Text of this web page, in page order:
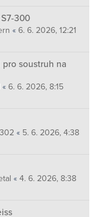
300
« 6. 6. 2026, 12:21
soustruh na
« 6. 6. 2026, 8:15
« 5. 6. 2026, 4:38
« 4. 6. 2026, 8:38